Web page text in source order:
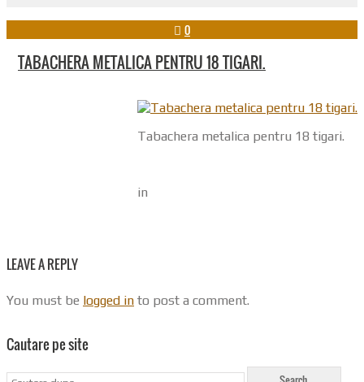
0
TABACHERA METALICA PENTRU 18 TIGARI.
Tabachera metalica pentru 18 tigari.
in
LEAVE A REPLY
You must be logged in to post a comment.
Cautare pe site